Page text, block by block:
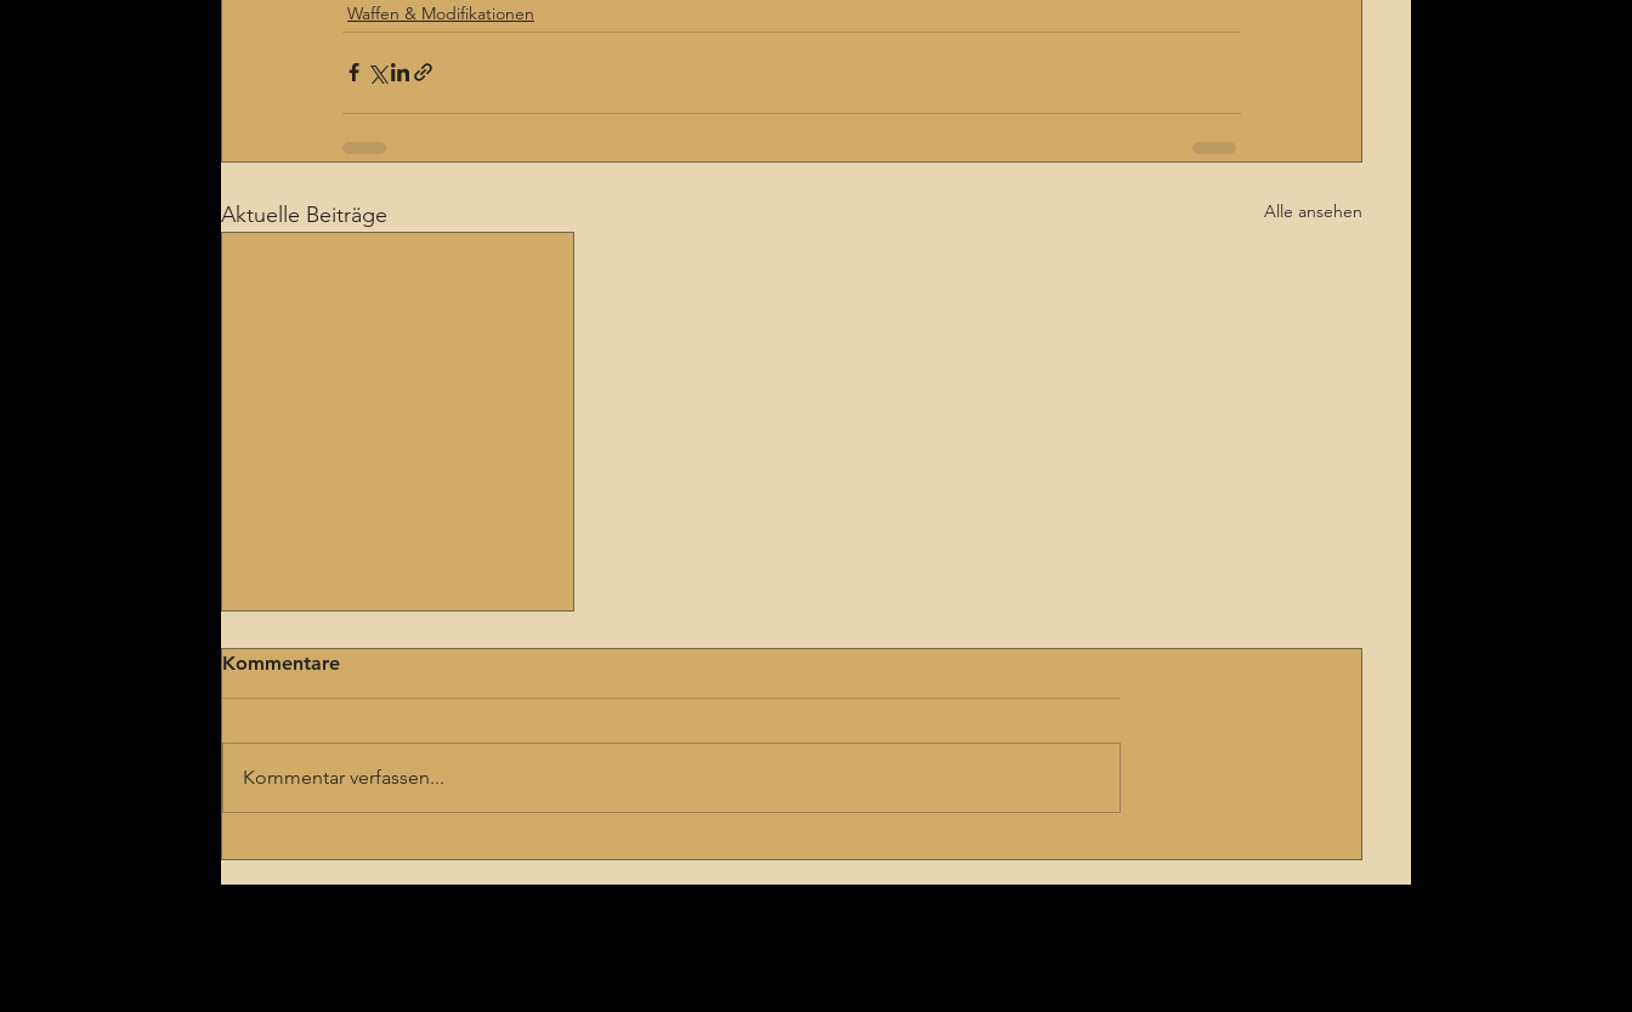
Waffen & Modifikationen
Aktuelle Beiträge Alle ansehen
Modifikationen, die auch
Kommentare
Kommentar verfassen...